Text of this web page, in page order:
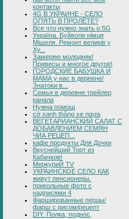
контакты
4G В УКРАИНЕ - СЕЛО
ОПЯТЬ В ПРОЛЁТЕ?
Все что нужно знать о 5G
Україна. Буйволи німця
Мішеля. Ремонт великів у
Ху...
Замеряю молодняк!
Привесы и многое другое!
ГОРОДСКИЕ БАБУШКА И
МАМА у нас в деревне/
Знатоки в...
Семья в деревне трейлер
канала
Нужна помощ
cờ xanh thắng xe ngựa
ВЕГЕТАРИАНСКИЙ САЛАТ С
ДОБАВЛЕНИЕМ СЕМЯН
ЧИА РЕЦЕП...
кафе продукты Для Дочки
Вкуснейший Торт из
Кабачков!
МеркуриЙ TV
УКРАИНСКОЕ СЕЛО КАК
живут пенсионеры.
прикольные фото с
надписями 4
Фаршированные перцы/
фарш с рисом/рецепт
DIY. Полка, поднос,